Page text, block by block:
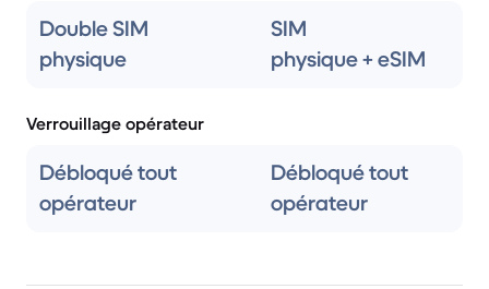
Double SIM
physique
SIM
physique + eSIM
Verrouillage opérateur
Débloqué tout
opérateur
Débloqué tout
opérateur